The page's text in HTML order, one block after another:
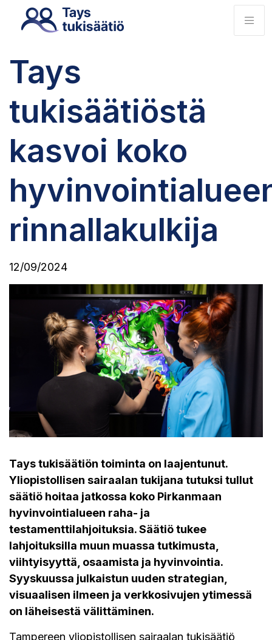
Tays
tukisäätiöstä
kasvoi koko
rinnallakulkija
12/09/2024
Tays tukisäätiön toiminta on laajentunut.
Yliopistollisen sairaalan tukijana tutuksi tullut
säätiö hoitaa jatkossa koko Pirkanmaan
hyvinvointialueen raha- ja
testamenttilahjoituksia. Säätiö tukee
lahjoituksilla muun muassa tutkimusta,
viihtyisyyttä, osaamista ja hyvinvointia.
Syyskuussa julkaistun uuden strategian,
visuaalisen ilmeen ja verkkosivujen ytimessä
on läheisestä välittäminen.
Tampereen yliopistollisen sairaalan tukisäätiö